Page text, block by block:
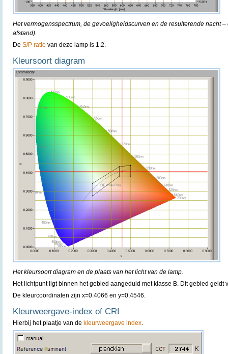
Het vermogensspectrum, de gevoeligheidscurven en de resulterende nacht
afstand).
De S/P ratio van deze lamp is 1.2.
Kleursoort diagram
Het kleursoort diagram en de plaats van het licht van de lamp.
Het lichtpunt ligt binnen het gebied aangeduid met klasse B. Dit gebied geldt
De kleurcoördinaten zijn x=0.4066 en y=0.4546.
Kleurweergave-index of CRI
Hierbij het plaatje van de kleurweergave index.